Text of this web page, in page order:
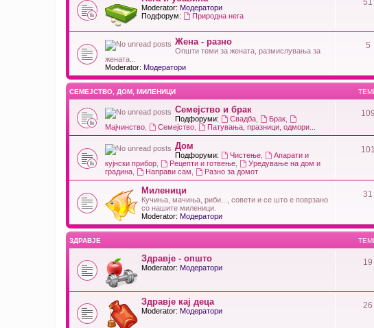
Moderator: Модератори
Подфорум:
Природна нега
51
Жена - разно
Општи теми за жената, размислувања за
жената...
Moderator: Модератори
5
СЕМЕЈСТВО, ДОМ, МИЛЕНИЦИ
Семејство и брак
Подфоруми: Свадба, Брак,
Мајчинство
Семејство, Патувања, празници, одмори...
109
Дом
Подфоруми: Чистење,
Апарати и
кујнски прибор
Рецепти и готвење,
Уредување на дом и
градина
Направи сам Разно за домот
101
Миленици
Кучиња, мачиња, риби..., совети и се што е поврзано
со нашите миленици.
Moderator: Модератори
31
ЗДРАВЈЕ
Здравје - општо
Moderator: Модератори
19
Здравје кај деца
Moderator: Модератори
26